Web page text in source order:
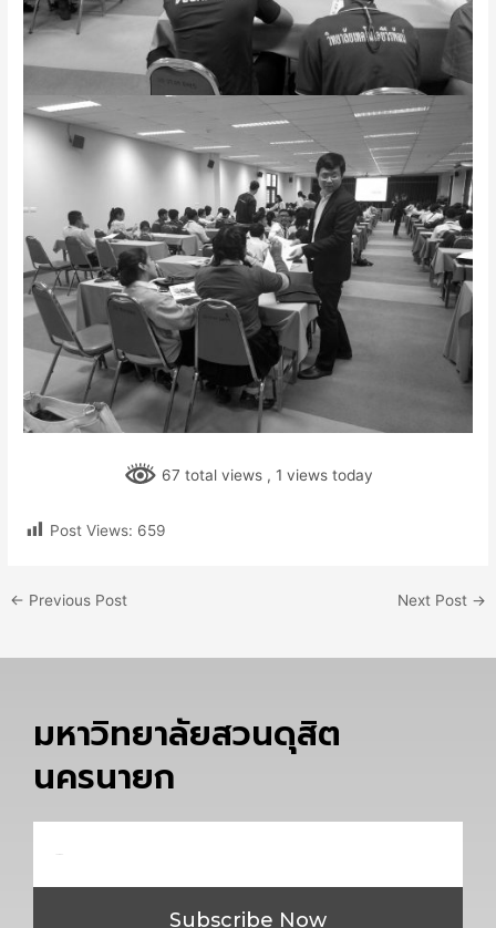
67 total views , 1 views today
Post Views: 659
← Previous Post Next Post →
มหาวิทยาลัยสวนดุสิต
นครนายก
Subscribe Now